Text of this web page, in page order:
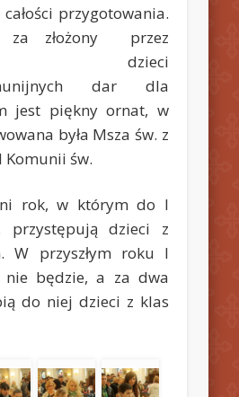
przygotowania.
za złożony przez
dzieci
dar dla
jest piękny ornat, w
była Msza św. z
Komunii św.
rok, w którym do I
przystępują dzieci z
W przyszłym roku I
nie będzie, a za dwa
do niej dzieci z klas